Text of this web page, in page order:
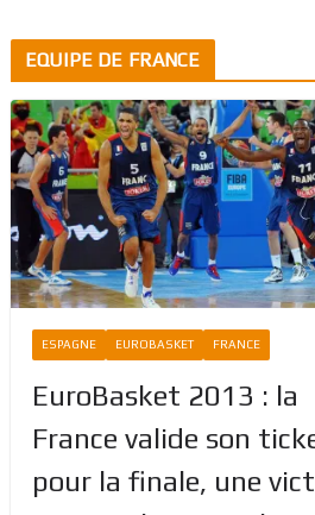
EQUIPE DE FRANCE
ESPAGNE EUROBASKET FRANCE
EuroBasket 2013 : la
France valide son
pour la finale, une